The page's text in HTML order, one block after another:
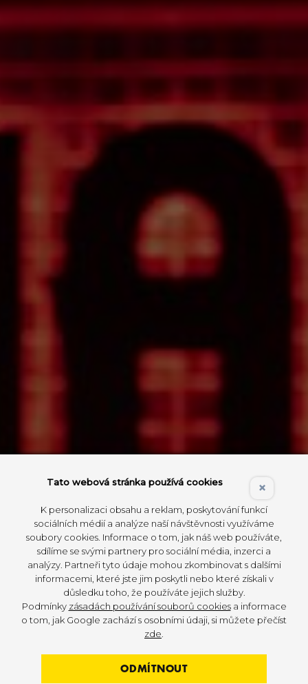
×
Tato webová stránka používá cookies
K personalizaci obsahu a reklam, poskytování funkcí
sociálních médií a analýze naší návštěvnosti využíváme
soubory cookies. Informace o tom, jak náš web používáte,
sdílíme se svými partnery pro sociální média, inzerci a
analýzy. Partneři tyto údaje mohou zkombinovat s dalšími
informacemi, které jste jim poskytli nebo které získali v
důsledku toho, že používáte jejich služby.
Podmínky zásadách používání souborů cookiesa informace
o tom, jak Google zachází s osobními údaji, si můžete přečíst
zde.
ODMÍTNOUT